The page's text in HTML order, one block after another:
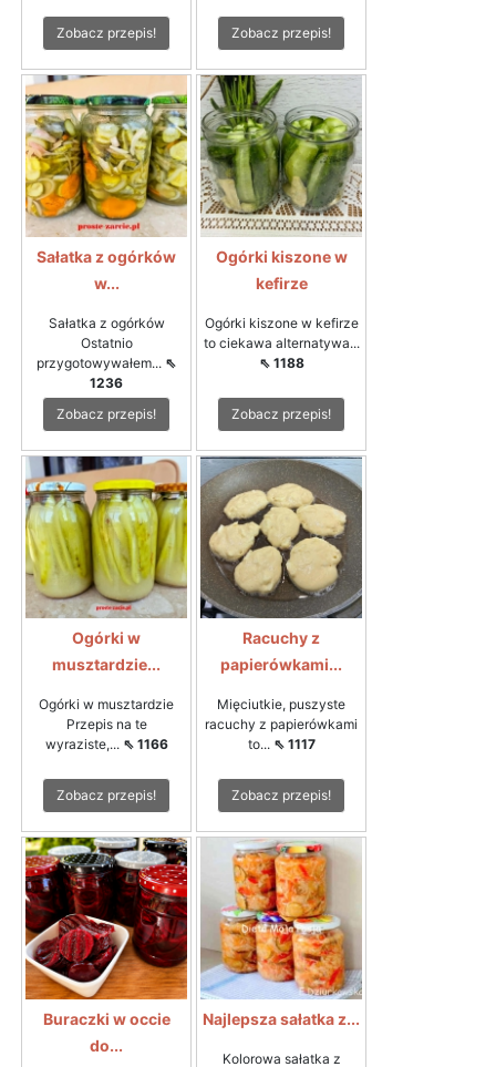
Zobacz przepis! Zobacz przepis!
Sałatka z ogórków
w...
Sałatka z ogórków
Ostatnio
przygotowywałem... ⇖
1236
Zobacz przepis!
Ogórki kiszone w
kefirze
Ogórki kiszone w kefirze
to ciekawa alternatywa...
⇖ 1188
Zobacz przepis!
Ogórki w
musztardzie...
Ogórki w musztardzie
Przepis na te
wyraziste,... ⇖ 1166
Zobacz przepis!
Racuchy z
papierówkami...
Mięciutkie, puszyste
racuchy z papierówkami
to... ⇖ 1117
Zobacz przepis!
Buraczki w occie
do...
Najlepsza sałatka z...
Kolorowa sałatka z